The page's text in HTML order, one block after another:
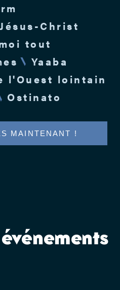
Christ
tout
Yaaba
l'Ouest lointain
Ostinato
MAINTENANT !